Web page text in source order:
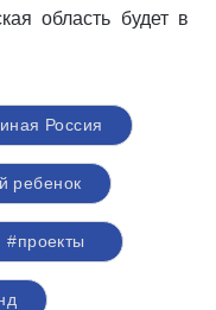
область будет в
Россия
ребенок
#проекты